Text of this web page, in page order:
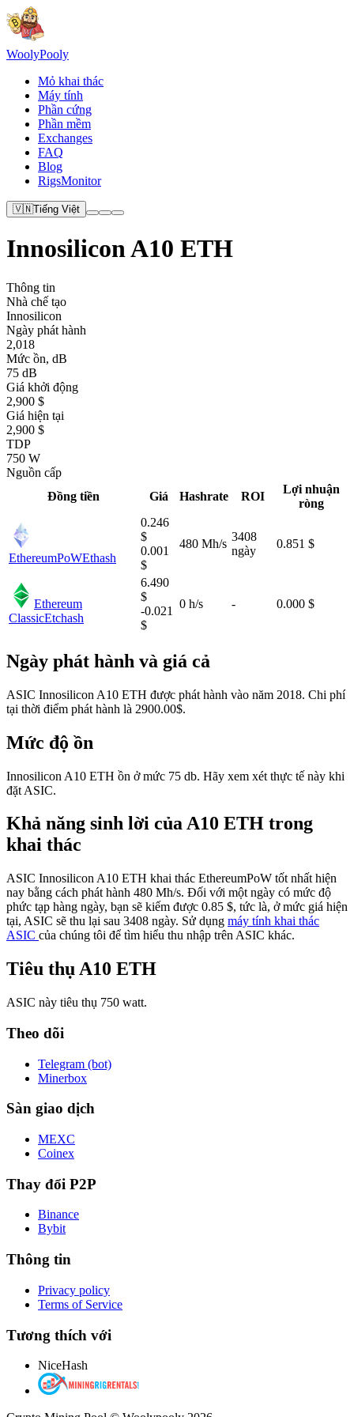
WoolyPooly
Mỏ khai thác
Máy tính
Phần cứng
Phần mềm
Exchanges
FAQ
Blog
RigsMonitor
🇻🇳Tiếng Việt
Innosilicon A10 ETH
Thông tin
Nhà chế tạo
Innosilicon
Ngày phát hành
2,018
Mức ồn, dB
75 dB
Giá khởi động
2,900 $
Giá hiện tại
2,900 $
TDP
750 W
Nguồn cấp
Đồng tiền
Giá Hashrate ROI
Lợi nhuận
ròng
EthereumPoWEthash
0.246
$
0.001
$
480 Mh/s
3408
ngày
0.851 $
Ethereum
ClassicEtchash
6.490
$
-0.021
$
0 h/s - 0.000 $
Ngày phát hành và giá cả
ASIC Innosilicon A10 ETH được phát hành vào năm 2018. Chi phí
tại thời điểm phát hành là 2900.00$.
Mức độ ồn
Innosilicon A10 ETH ồn ở mức 75 db. Hãy xem xét thực tế này khi
đặt ASIC.
Khả năng sinh lời của A10 ETH trong
khai thác
ASIC Innosilicon A10 ETH khai thác EthereumPoW tốt nhất hiện
nay bằng cách phát hành 480 Mh/s. Đối với một ngày có mức độ
phức tạp hàng ngày, bạn sẽ kiếm được 0.85 $, tức là, ở mức giá hiện
tại, ASIC sẽ thu lại sau 3408 ngày. Sử dụng máy tính khai thác
ASIC của chúng tôi để tìm hiểu thu nhập trên ASIC khác.
Tiêu thụ A10 ETH
ASIC này tiêu thụ 750 watt.
Theo dõi
Telegram (bot)
Minerbox
Sàn giao dịch
MEXC
Coinex
Thay đổi P2P
Binance
Bybit
Thông tin
Privacy policy
Terms of Service
Tương thích với
NiceHash